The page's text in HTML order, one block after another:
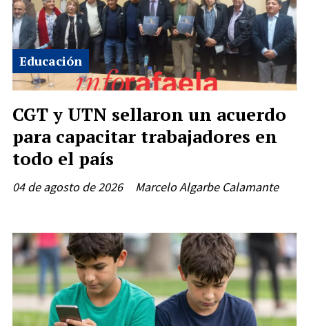
CGT y UTN sellaron un acuerdo
para capacitar trabajadores en
todo el país
Marcelo Algarbe Calamante
Educación
04 de agosto de 2026